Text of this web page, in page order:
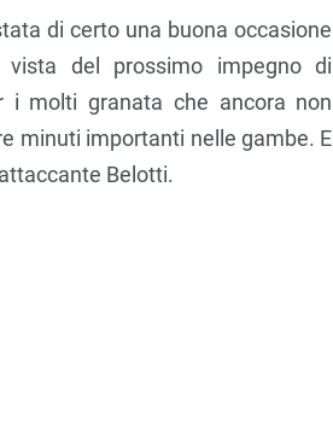
di certo una buona occasione
del prossimo impegno di
i molti granata che ancora non
minuti importanti nelle gambe. E
Belotti.